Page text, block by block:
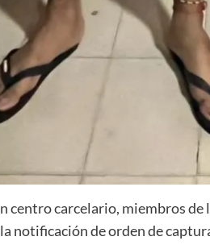
n centro carcelario, miembros
la notificación de orden de